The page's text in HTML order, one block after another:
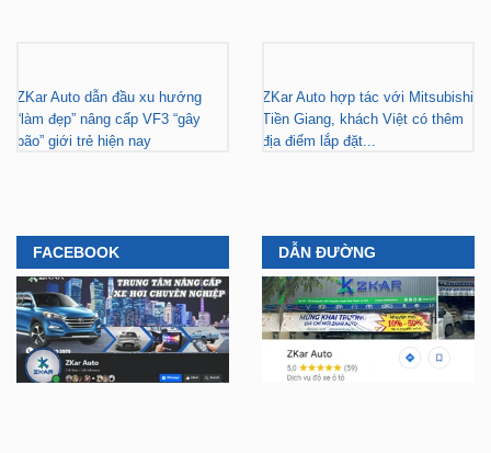
ZKar Auto dẫn đầu xu hướng
“làm đẹp” nâng cấp VF3 “gây
bão” giới trẻ hiện nay
ZKar Auto hợp tác với Mitsubishi
Tiền Giang, khách Việt có thêm
địa điểm lắp đặt...
FACEBOOK DẪN ĐƯỜNG